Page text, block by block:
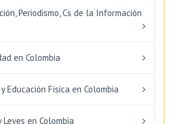
Periodismo, Cs de la Información
en Colombia
Educación Física en Colombia
en Colombia